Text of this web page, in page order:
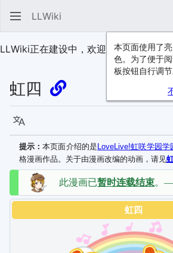
LLWiki
LLWiki正在建设中，欢迎 加入我们！
虹四
语言
提示：本页面介绍的是LoveLive!虹咲学园学
格漫画作品。关于由漫画改编的动画，请见
此漫画已暂时连载结束。
虹四
本页面使用了
色。为了便于
板按钮自行调节